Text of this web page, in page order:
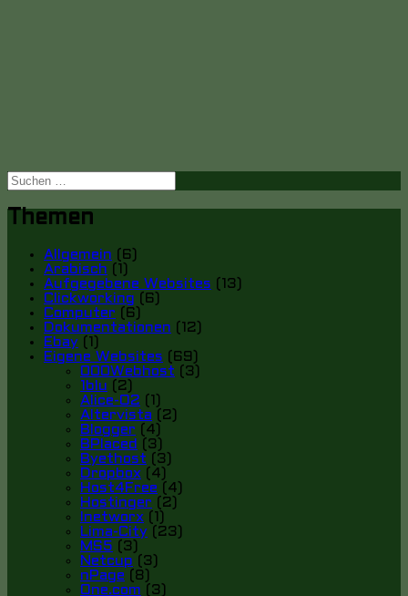
Suche
nach:
Themen
Allgemein (6)
Arabisch (1)
Aufgegebene Websites (13)
Clickworking (6)
Computer (6)
Dokumentationen (12)
Ebay (1)
Eigene Websites (69)
000Webhost (3)
1blu (2)
Alice-O2 (1)
Altervista (2)
Blogger (4)
BPlaced
(3)
Byethost (3)
Dropbox (4)
Host4Free (4)
Hostinger (2)
Inetworx (1)
Lima-City (23)
MS5 (3)
Netcup (3)
nPage (8)
One.com (3)